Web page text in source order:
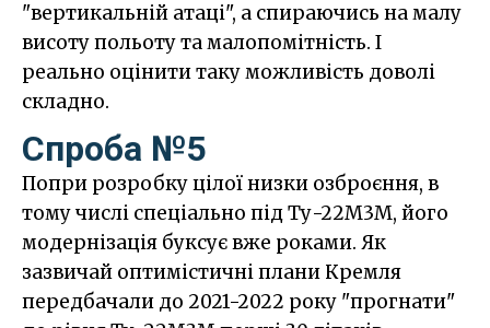
"вертикальній атаці", а спираючись на малу
висоту польоту та малопомітність. І
реально оцінити таку можливість доволі
складно.
Спроба №5
Попри розробку цілої низки озброєння, в
тому числі спеціально під Ту-22М3М, його
модернізація буксує вже роками. Як
зазвичай оптимістичні плани Кремля
передбачали до 2021-2022 року "прогнати"